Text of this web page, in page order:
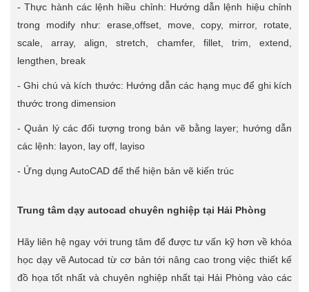
- Thực hành các lệnh hiều chỉnh: Hướng dẫn lệnh hiệu chỉnh
trong modify như: erase,offset, move, copy, mirror, rotate,
scale, array, align, stretch, chamfer, fillet, trim, extend,
lengthen, break
- Ghi chú và kích thước: Hướng dẫn các hạng mục để ghi kích
thước trong dimension
- Quản lý các đối tượng trong bản vẽ bằng layer; hướng dẫn
các lệnh: layon, lay off, layiso
- Ứng dụng AutoCAD để thể hiện bản vẽ kiến trúc
Trung tâm dạy autocad chuyên nghiệp tại Hải Phòng
Hãy liên hệ ngay với trung tâm để được tư vấn kỹ hơn về khóa
học dạy vẽ Autocad từ cơ bản tới nâng cao trong việc thiết kế
đồ họa tốt nhất và chuyên nghiệp nhất tại Hải Phòng vào các